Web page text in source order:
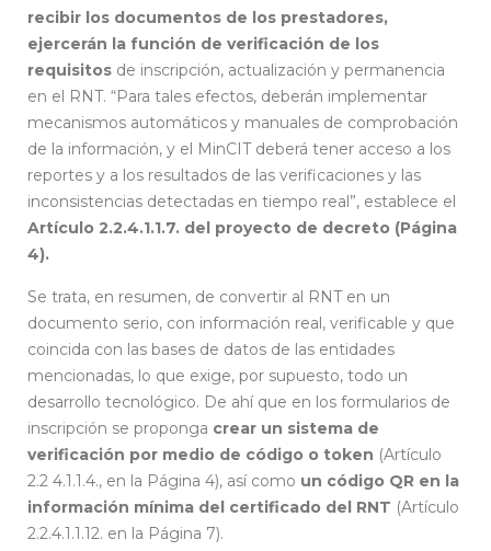
recibir los documentos de los prestadores,
ejercerán la función de verificación de los
requisitos de inscripción, actualización y permanencia
en el RNT. “Para tales efectos, deberán implementar
mecanismos automáticos y manuales de comprobación
de la información, y el MinCIT deberá tener acceso a los
reportes y a los resultados de las verificaciones y las
inconsistencias detectadas en tiempo real”, establece el
Artículo 2.2.4.1.1.7. del proyecto de decreto (Página
4).
Se trata, en resumen, de convertir al RNT en un
documento serio, con información real, verificable y que
coincida con las bases de datos de las entidades
mencionadas, lo que exige, por supuesto, todo un
desarrollo tecnológico. De ahí que en los formularios de
inscripción se proponga crear un sistema de
verificación por medio de código o token (Artículo
2.2 4.1.1.4., en la Página 4), así como un código QR en la
información mínima del certificado del RNT (Artículo
2.2.4.1.1.12. en la Página 7).